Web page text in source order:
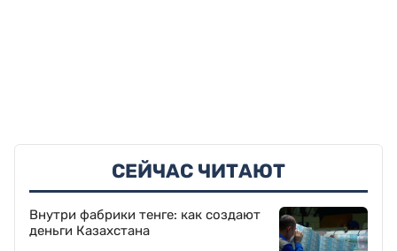
СЕЙЧАС ЧИТАЮТ
Внутри фабрики тенге: как создают
деньги Казахстана